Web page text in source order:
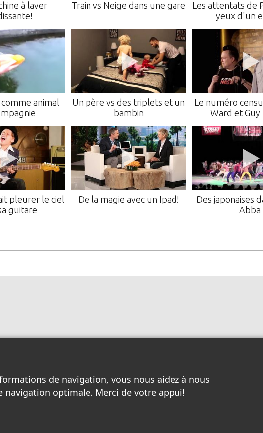
à laver
Train vs Neige dans une gare
Les attentats de
yeux d'un
animal
Un père vs des triplets et un
bambin
Le numéro
Ward et Guy
pleurer le ciel
guitare
De la magie avec un Ipad!
Des japonaises
Abba
de navigation, vous nous aidez à nous
navigation optimale. Merci de votre appui!